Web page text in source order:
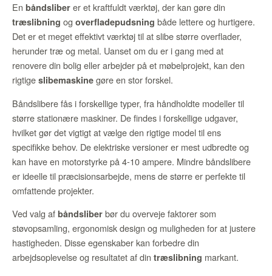
En båndsliber er et kraftfuldt værktøj, der kan gøre din
træslibning og overfladepudsning både lettere og hurtigere.
Det er et meget effektivt værktøj til at slibe større overflader,
herunder træ og metal. Uanset om du er i gang med at
renovere din bolig eller arbejder på et møbelprojekt, kan den
rigtige slibemaskine gøre en stor forskel.
Båndslibere fås i forskellige typer, fra håndholdte modeller til
større stationære maskiner. De findes i forskellige udgaver,
hvilket gør det vigtigt at vælge den rigtige model til ens
specifikke behov. De elektriske versioner er mest udbredte og
kan have en motorstyrke på 4-10 ampere. Mindre båndslibere
er ideelle til præcisionsarbejde, mens de større er perfekte til
omfattende projekter.
Ved valg af båndsliber bør du overveje faktorer som
støvopsamling, ergonomisk design og muligheden for at justere
hastigheden. Disse egenskaber kan forbedre din
arbejdsoplevelse og resultatet af din træslibning markant.